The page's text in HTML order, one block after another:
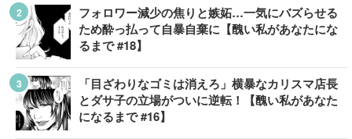
フォロワー減少の焦りと嫉妬…一気にバズらせる
ため酔っ払って自暴自棄に【醜い私があなたにな
るまで #18】
「目ざわりなゴミは消えろ」横暴なカリスマ店長
とダサ子の立場がついに逆転！【醜い私があなた
になるまで #16】